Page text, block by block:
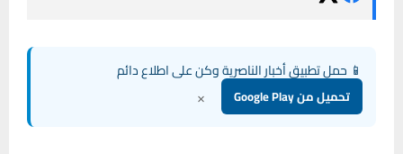
📱 حمل تطبيق أخبار الناصرية وكن على اطلاع دائم
تحميل من Google Play ×